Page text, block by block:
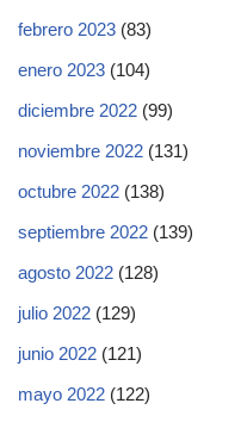
febrero 2023 (83)
enero 2023 (104)
diciembre 2022 (99)
noviembre 2022 (131)
octubre 2022 (138)
septiembre 2022 (139)
agosto 2022 (128)
julio 2022 (129)
junio 2022 (121)
mayo 2022 (122)